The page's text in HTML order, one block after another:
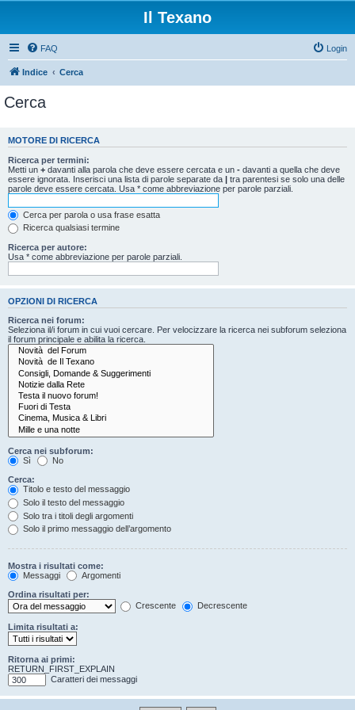
Il Texano
FAQ Login
Indice Cerca
Cerca
MOTORE DI RICERCA
Ricerca per termini:
Metti un + davanti alla parola che deve essere cercata e un - davanti a quella che deve
essere ignorata. Inserisci una lista di parole separate da | tra parentesi se solo una delle
parole deve essere cercata. Usa * come abbreviazione per parole parziali.
Cerca per parola o usa frase esatta
Ricerca qualsiasi termine
Ricerca per autore:
Usa * come abbreviazione per parole parziali.
OPZIONI DI RICERCA
Ricerca nei forum:
Seleziona il/i forum in cui vuoi cercare. Per velocizzare la ricerca nei subforum seleziona
il forum principale e abilita la ricerca.
Cerca nei subforum:
Sì
No
Cerca:
Titolo e testo del messaggio
Solo il testo del messaggio
Solo tra i titoli degli argomenti
Solo il primo messaggio dell’argomento
Mostra i risultati come:
Messaggi
Argomenti
Ordina risultati per:
Crescente
Decrescente
Limita risultati a:
Ritorna ai primi:
RETURN_FIRST_EXPLAIN
Caratteri dei messaggi